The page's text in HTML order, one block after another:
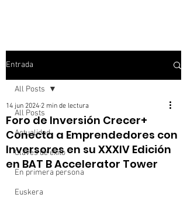
Entrada
All Posts
Actualidad
Claves de éxito
En primera persona
Euskera
All Posts
Foro de Inversión Crecer+
Conecta a Emprendedores con
Inversores en su XXXIV Edición
en BAT B Accelerator Tower
14 jun 2024 2 min de lectura